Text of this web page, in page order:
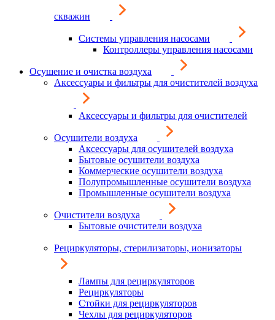
скважин
Системы управления насосами
Контроллеры управления насосами
Осушение и очистка воздуха
Аксессуары и фильтры для очистителей воздуха
Аксессуары и фильтры для очистителей
Осушители воздуха
Аксессуары для осушителей воздуха
Бытовые осушители воздуха
Коммерческие осушители воздуха
Полупромышленные осушители воздуха
Промышленные осушители воздуха
Очистители воздуха
Бытовые очистители воздуха
Рециркуляторы, стерилизаторы, ионизаторы
Лампы для рециркуляторов
Рециркуляторы
Стойки для рециркуляторов
Чехлы для рециркуляторов